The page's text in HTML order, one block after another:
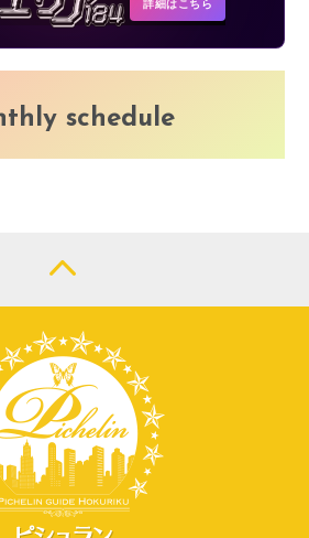
schedule